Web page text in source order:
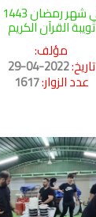
تويبة القرآن الكريم
مؤلف:
تاريخ:2022-04-29
عدد الزوار:1617